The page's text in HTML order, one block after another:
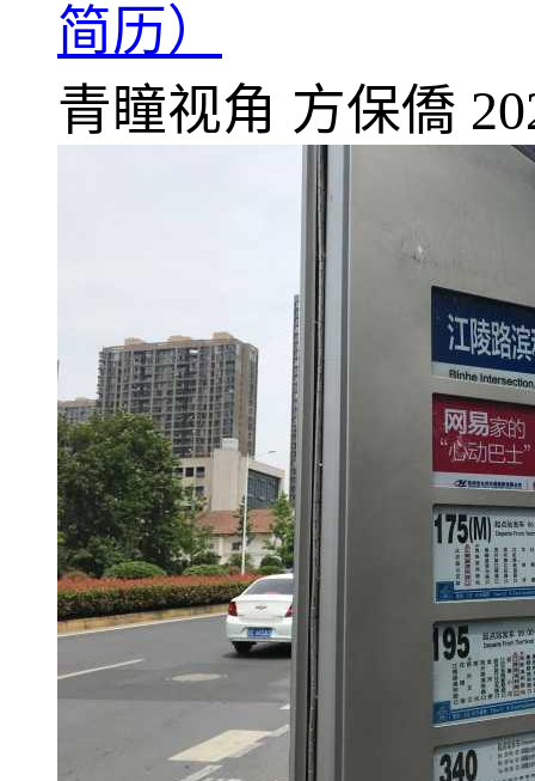
简历）
青瞳视角 方保僑